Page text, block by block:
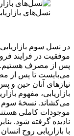
نسل‌های
در نسل سوم
موفقیت در فرایند
پس از مصرف هستیم.
می‌بایست تا پس از
نیازهای آنان حین و
بازاریابی، مفهوم
می‌کشاند. نسخهٔ سوم
موجودات کاملی هستند
نادیده گرفته شود.
با بازاریابی روح